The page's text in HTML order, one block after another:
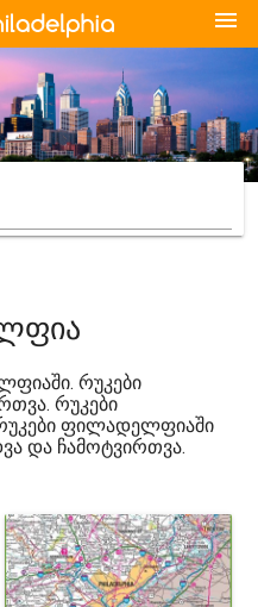
menu
რუკები
რუკები
ფილადელფიაში
და ჩამოტვირთვა.